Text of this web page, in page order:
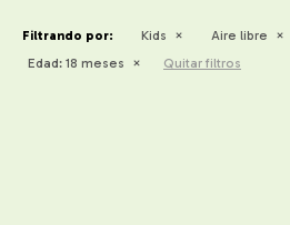
Filtrando por: Kids Aire libre
Edad: 18 meses Quitar filtros